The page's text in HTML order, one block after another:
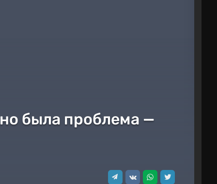
была проблема —